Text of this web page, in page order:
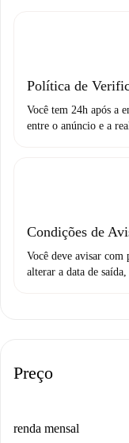
Débito
não comunicar
Política de
Você tem 24h após a
entre o anúncio e a
Condições de
Você deve avisar com
alterar a data de
Preço
renda mensal